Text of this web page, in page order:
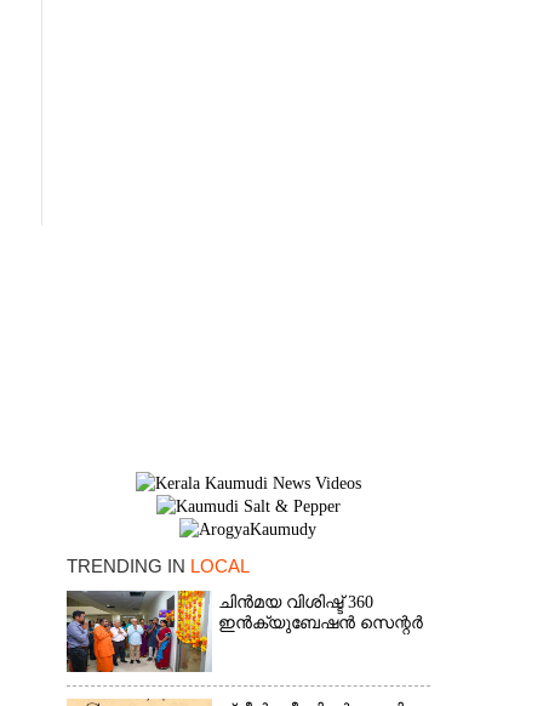
TRENDING IN LOCAL
ചിൻമയ വിശിഷ്ട് 360
ഇൻക്യുബേഷൻ സെന്റർ